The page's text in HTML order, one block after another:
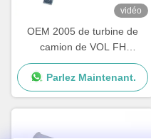
vidéo
OEM 2005 de turbine de
camion de VOL FH
84223449 82349000
7482349000
Parlez Maintenant.